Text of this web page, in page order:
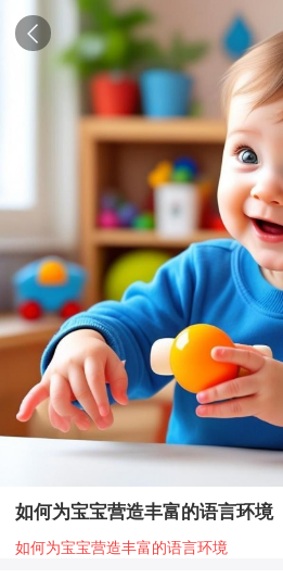
如何为宝宝营造丰富的语言环境
如何为宝宝营造丰富的语言环境